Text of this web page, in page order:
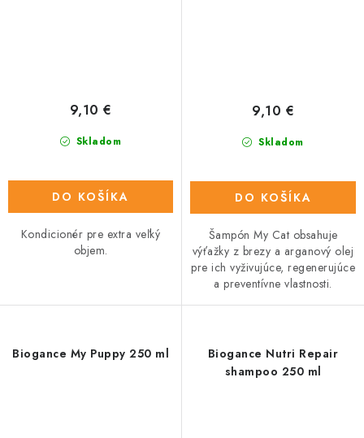
Skladom
9,10 €
DO KOŠÍKA
Kondicionér pre extra veľký
objem.
Skladom
9,10 €
DO KOŠÍKA
Šampón My Cat obsahuje
výťažky z brezy a arganový olej
pre ich vyživujúce, regenerujúce
a preventívne vlastnosti.
Biogance My Puppy 250 ml
Biogance Nutri Repair
shampoo 250 ml